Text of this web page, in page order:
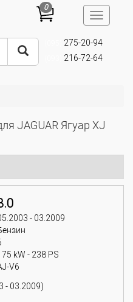
Toggle
0
275-20-94
216-72-64
JAGUAR Ягуар XJ
- 03.2009
kW - 238 PS
V6
- 03.2009)